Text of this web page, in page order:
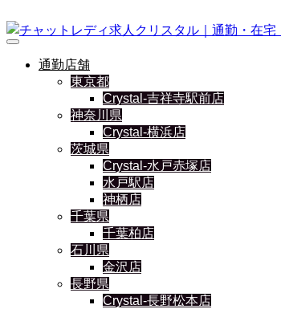
通勤店舗
東京都
Crystal-吉祥寺駅前店
神奈川県
Crystal-横浜店
茨城県
Crystal-水戸赤塚店
水戸駅店
神栖店
千葉県
千葉柏店
石川県
金沢店
長野県
Crystal-長野松本店